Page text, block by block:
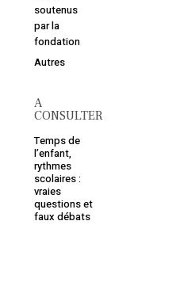
soutenus
par la
fondation
Autres
A
CONSULTER
Temps de
l’enfant,
rythmes
scolaires :
vraies
questions et
faux débats